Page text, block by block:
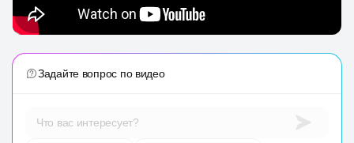
Задайте вопрос по видео
Что вас интересует?